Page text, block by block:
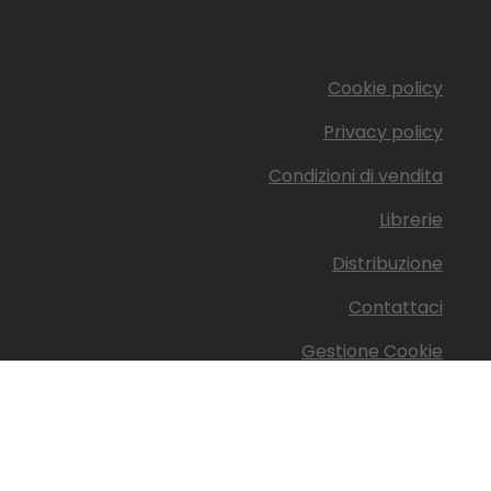
Cookie policy
Privacy policy
Condizioni di vendita
Librerie
Distribuzione
Contattaci
Gestione Cookie